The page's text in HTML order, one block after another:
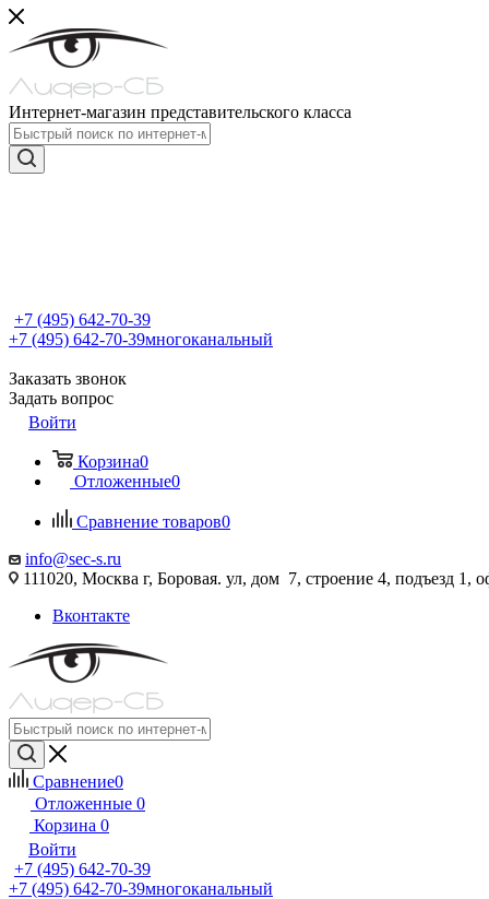
Интернет-магазин представительского класса
+7 (495) 642-70-39
+7 (495) 642-70-39многоканальный
Заказать звонок
Задать вопрос
Войти
Корзина0
Отложенные0
Сравнение товаров0
info@sec-s.ru
111020, Москва г, Боровая. ул, дом 7, строение 4, подъезд 1,
Вконтакте
Сравнение0
Отложенные 0
Корзина 0
Войти
+7 (495) 642-70-39
+7 (495) 642-70-39многоканальный